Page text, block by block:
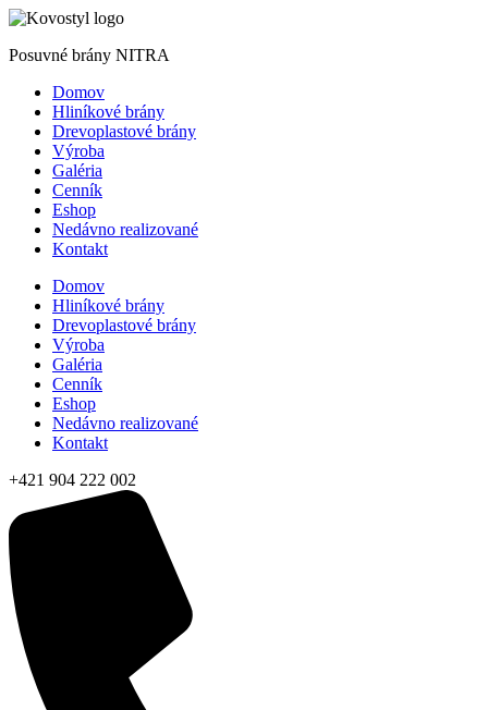
Posuvné brány NITRA
Domov
Hliníkové brány
Drevoplastové brány
Výroba
Galéria
Cenník
Eshop
Nedávno realizované
Kontakt
Domov
Hliníkové brány
Drevoplastové brány
Výroba
Galéria
Cenník
Eshop
Nedávno realizované
Kontakt
+421 904 222 002